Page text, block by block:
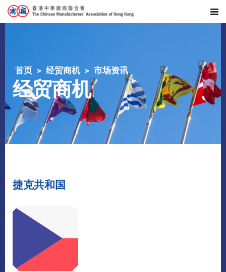
首页 经贸商机 市场资讯
经贸商机
捷克共和国